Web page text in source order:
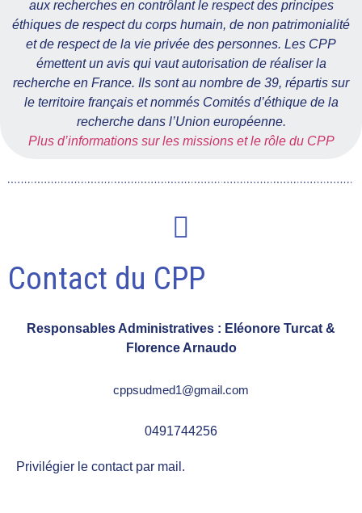
aux recherches en contrôlant le respect des principes
éthiques de respect du corps humain, de non patrimonialité
et de respect de la vie privée des personnes. Les CPP
émettent un avis qui vaut autorisation de réaliser la
recherche en France. Ils sont au nombre de 39, répartis sur
le territoire français et nommés Comités d’éthique de la
recherche dans l’Union européenne.
Plus d’informations sur les missions et le rôle du CPP
Contact du CPP
Responsables Administratives : Eléonore Turcat &
Florence Arnaudo
cppsudmed1@gmail.com
0491744256
Privilégier le contact par mail.